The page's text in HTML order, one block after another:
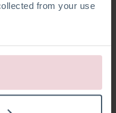
from your use